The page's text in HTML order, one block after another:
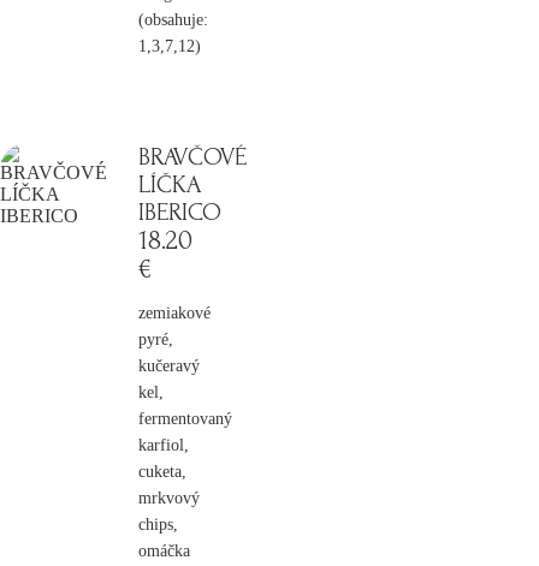
(obsahuje:
1,3,7,12)
BRAVČOVÉ
LÍČKA
IBERICO
18.20
€
zemiakové
pyré,
kučeravý
kel,
fermentovaný
karfiol,
cuketa,
mrkvový
chips,
omáčka